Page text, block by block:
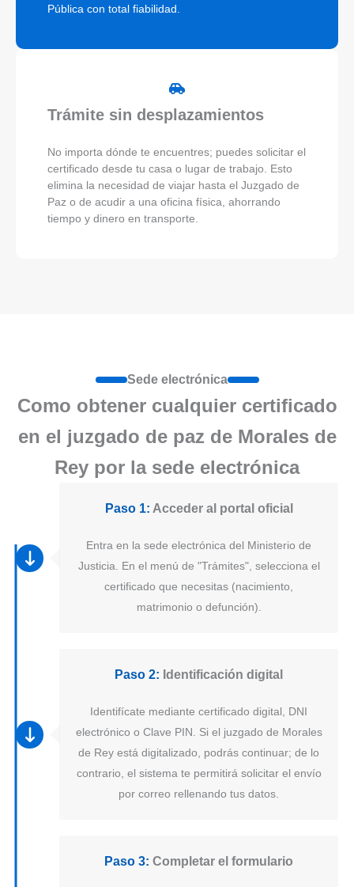
Pública con total fiabilidad.
Trámite sin desplazamientos
No importa dónde te encuentres; puedes solicitar el
certificado desde tu casa o lugar de trabajo. Esto
elimina la necesidad de viajar hasta el Juzgado de
Paz o de acudir a una oficina física, ahorrando
tiempo y dinero en transporte.
Sede electrónica
Como obtener cualquier certificado
en el juzgado de paz de Morales de
Rey por la sede electrónica
Paso 1: Acceder al portal oficial
Entra en la sede electrónica del Ministerio de
Justicia. En el menú de "Trámites", selecciona el
certificado que necesitas (nacimiento,
matrimonio o defunción).
Paso 2: Identificación digital
Identifícate mediante certificado digital, DNI
electrónico o Clave PIN. Si el juzgado de Morales
de Rey está digitalizado, podrás continuar; de lo
contrario, el sistema te permitirá solicitar el envío
por correo rellenando tus datos.
Paso 3: Completar el formulario